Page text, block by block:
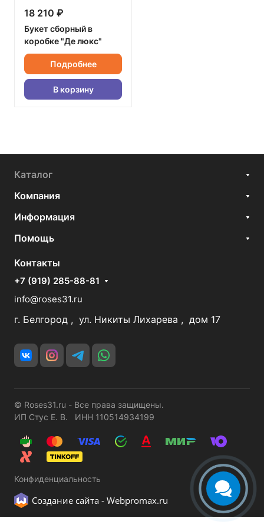
18 210 ₽
Букет сборный в
коробке "Де люкс"
Подробнее
В корзину
Каталог
Компания
Информация
Помощь
Контакты
+7 (919) 285-88-81
info@roses31.ru
г. Белгород , ул. Никиты Лихарева , дом 17
© Roses31.ru - Все права защищены.
ИП Стус Е. В. ИНН 110514934199
Конфиденциальность
Создание сайта - Webpromax.ru